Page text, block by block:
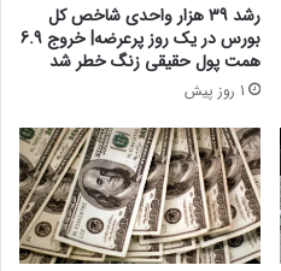
رشد 39 هزار واحدی شاخص کل
بورس در یک روز پرعرضه| خروج 6.9
همت پول حقیقی زنگ خطر شد
1 روز پیش